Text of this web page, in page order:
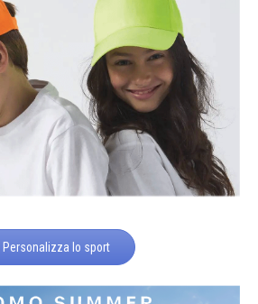
Personalizza lo sport